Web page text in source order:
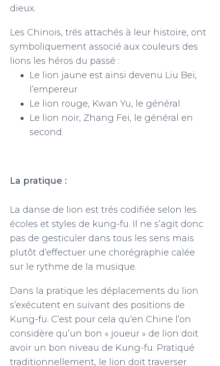
dieux.
Les Chinois, trés attachés à leur histoire, ont
symboliquement associé aux couleurs des
lions les héros du passé :
Le lion jaune est ainsi devenu Liu Bei,
l’empereur
Le lion rouge, Kwan Yu, le général
Le lion noir, Zhang Fei, le général en
second.
La pratique :
La danse de lion est trés codifiée selon les
écoles et styles de kung-fu. Il ne s’agit donc
pas de gesticuler dans tous les sens mais
plutôt d’effectuer une chorégraphie calée
sur le rythme de la musique.
Dans la pratique les déplacements du lion
s’exécutent en suivant des positions de
Kung-fu. C’est pour cela qu’en Chine l’on
considère qu’un bon « joueur » de lion doit
avoir un bon niveau de Kung-fu. Pratiqué
traditionnellement, le lion doit traverser